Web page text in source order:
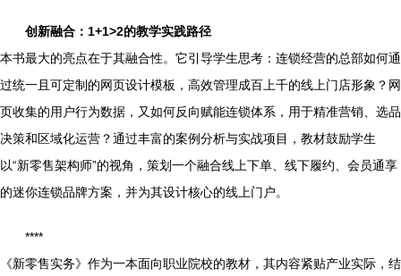
创新融合：1+1>2的教学实践路径
本书最大的亮点在于其融合性。它引导学生思考：连锁经营的总部如何通
过统一且可定制的网页设计模板，高效管理成百上千的线上门店形象？网
页收集的用户行为数据，又如何反向赋能连锁体系，用于精准营销、选品
决策和区域化运营？通过丰富的案例分析与实战项目，教材鼓励学生
以“新零售架构师”的视角，策划一个融合线上下单、线下履约、会员通享
的迷你连锁品牌方案，并为其设计核心的线上门户。
****
《新零售实务》作为一本面向职业院校的教材，其内容紧贴产业实际，结